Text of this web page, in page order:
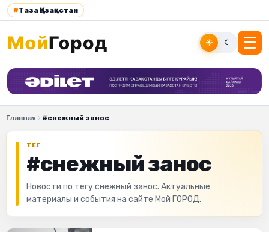
#Таза Қазақстан
☀ ☾
Главная #снежный занос
ТЕГ
#снежный занос
Новости по тегу снежный занос. Актуальные
материалы и события на сайте Мой ГОРОД.